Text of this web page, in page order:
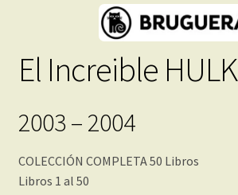
El Increible HULK
2003 – 2004
COLECCIÓN COMPLETA 50 Libros
Libros 1 al 50